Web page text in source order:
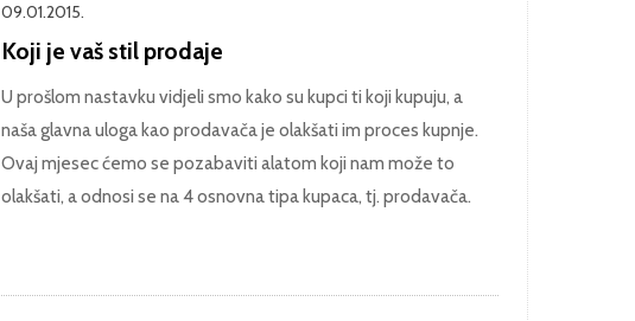
09.01.2015.
Koji je vaš stil prodaje
U prošlom nastavku vidjeli smo kako su kupci ti koji kupuju, a
naša glavna uloga kao prodavača je olakšati im proces kupnje.
Ovaj mjesec ćemo se pozabaviti alatom koji nam može to
olakšati, a odnosi se na 4 osnovna tipa kupaca, tj. prodavača.